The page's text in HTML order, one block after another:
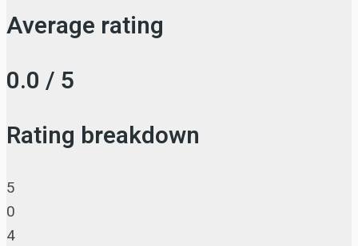
Average rating
0.0 / 5
Rating breakdown
5
0
4